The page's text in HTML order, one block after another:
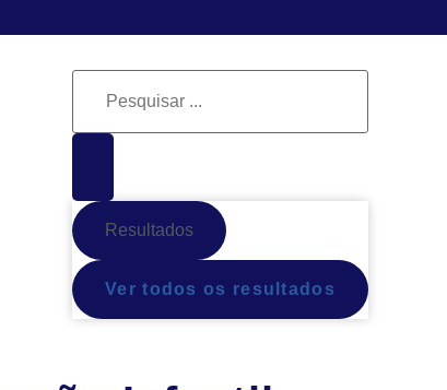
Resultados
Ver todos os resultados